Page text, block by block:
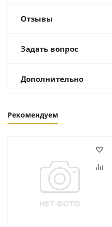
Отзывы
Задать вопрос
Дополнительно
Рекомендуем